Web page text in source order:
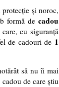
și noroc,
formă de cadou
cu siguranță
de cadouri de 1
să nu îi mai
de care știu